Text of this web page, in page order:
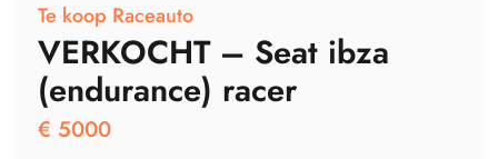
Te koop Raceauto
VERKOCHT – Seat ibza
(endurance) racer
€ 5000